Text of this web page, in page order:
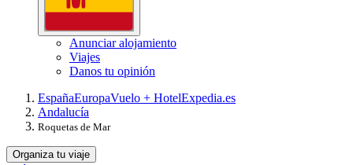
Anunciar alojamiento
Viajes
Danos tu opinión
EspañaEuropaVuelo + HotelExpedia.es
Andalucía
Roquetas de Mar
Organiza tu viaje